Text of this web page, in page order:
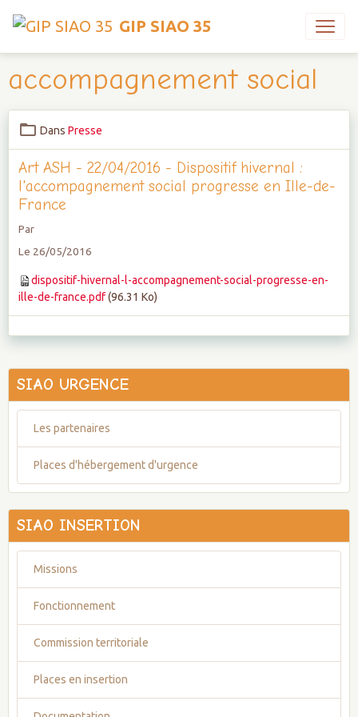
GIP SIAO 35
accompagnement social
Dans Presse
Art ASH - 22/04/2016 - Dispositif hivernal :
l'accompagnement social progresse en Ille-de-
France
Par
Le 26/05/2016
dispositif-hivernal-l-accompagnement-social-progresse-en-
ille-de-france.pdf(96.31 Ko)
SIAO URGENCE
Les partenaires
Places d'hébergement d'urgence
SIAO INSERTION
Missions
Fonctionnement
Commission territoriale
Places en insertion